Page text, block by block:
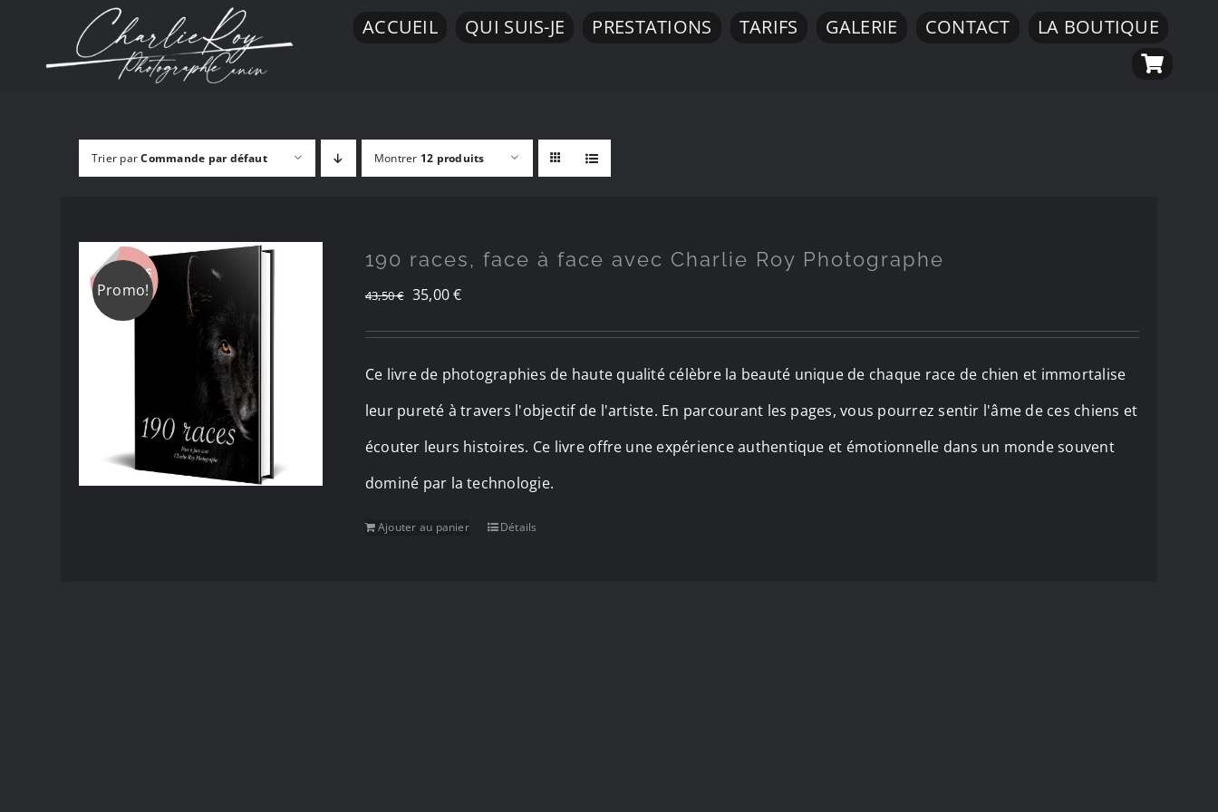
ACCUEIL QUI SUIS-JE PRESTATIONS TARIFS GALERIE CONTACT LA BOUTIQUE
Trier parCommande par défaut Montrer 12 produits
Promo!
190 races, face à face avec Charlie Roy Photographe
43,50€ Le
prix
initial
était :
43,50 €.
35,00€Le
prix
actuel
est :
35,00 €.
Ce livre de photographies de haute qualité célèbre la beauté unique de chaque race de chien et immortalise
leur pureté à travers l'objectif de l'artiste. En parcourant les pages, vous pourrez sentir l'âme de ces chiens et
écouter leurs histoires. Ce livre offre une expérience authentique et émotionnelle dans un monde souvent
dominé par la technologie.
Ajouter au panier Détails